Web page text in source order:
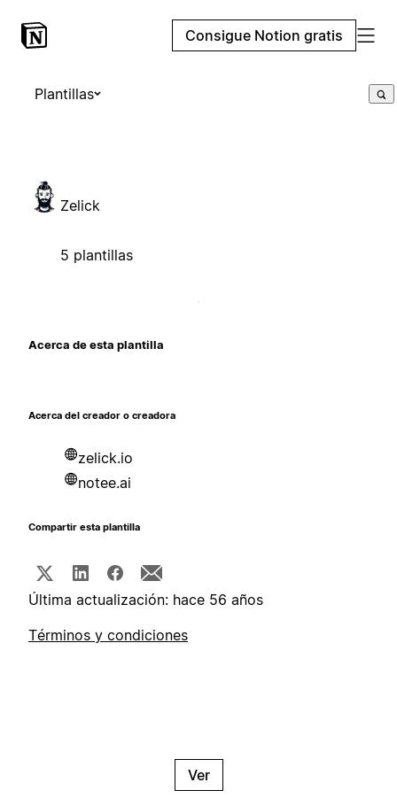
Consigue Notion gratis
Plantillas
Zelick
5 plantillas
Acerca de esta plantilla
Acerca del creador o creadora
zelick.io
notee.ai
Compartir esta plantilla
Última actualización: hace 56 años
Términos y condiciones
Ver